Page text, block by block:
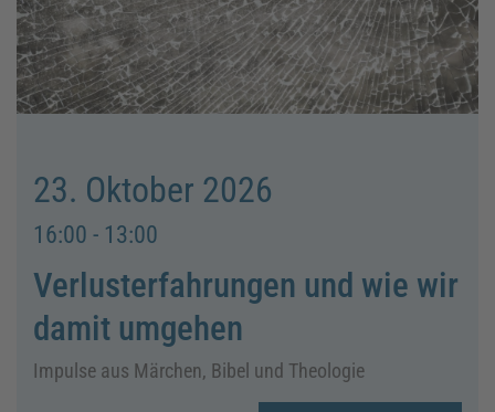
23. Oktober 2026
16:00 - 13:00
Verlusterfahrungen und wie wir
damit umgehen
Impulse aus Märchen, Bibel und Theologie